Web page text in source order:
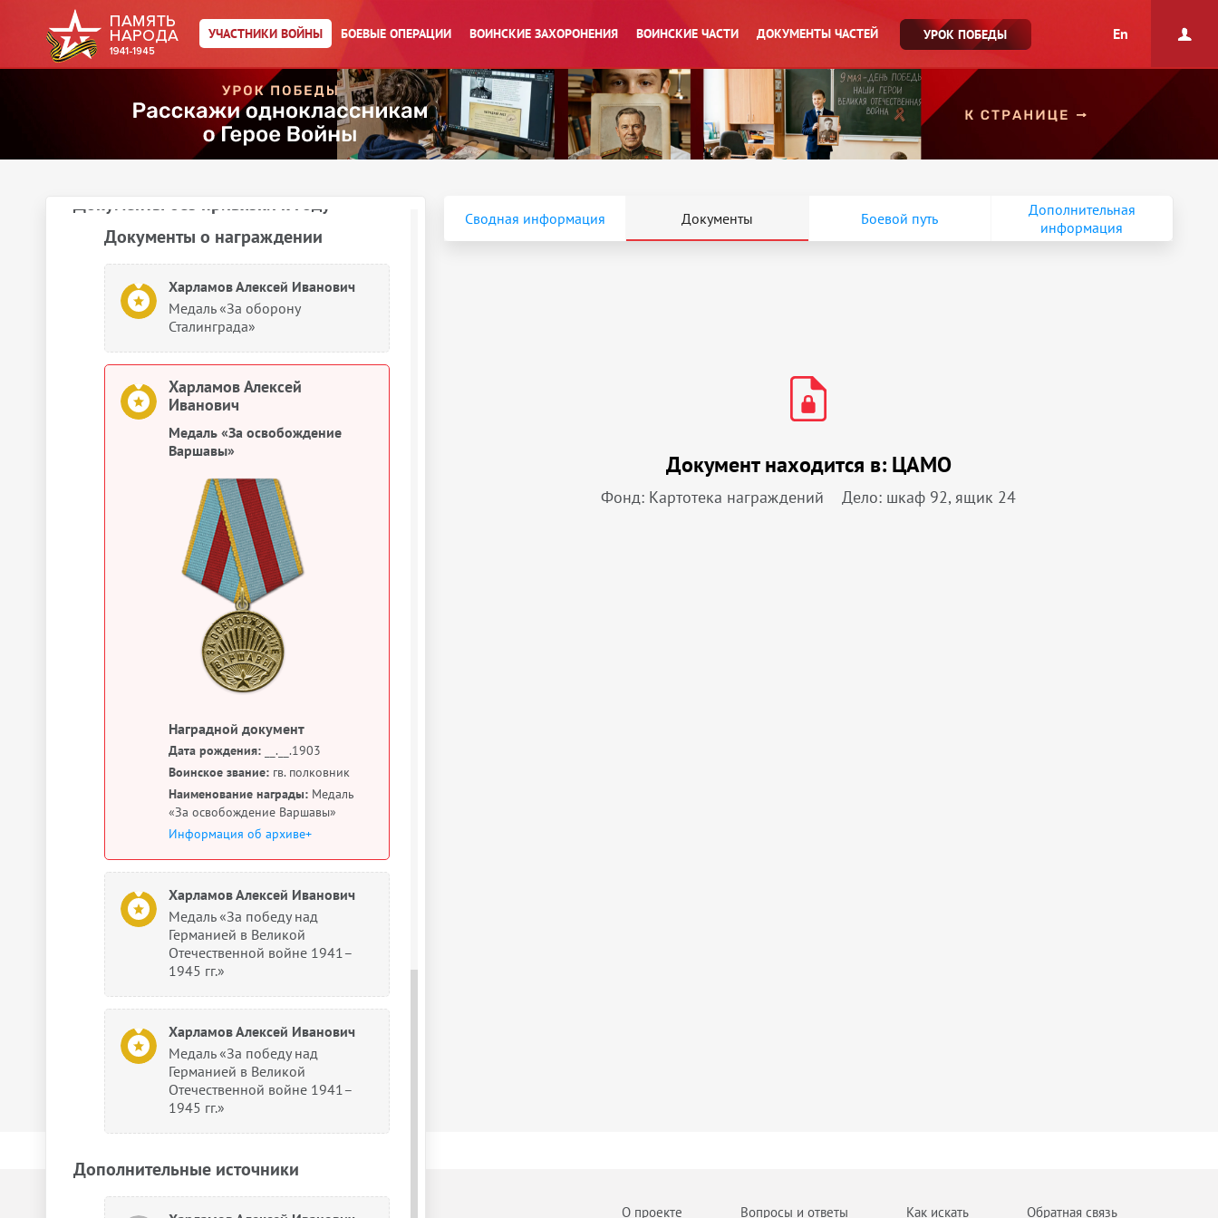
УЧАСТНИКИ ВОЙНЫ БОЕВЫЕ ОПЕРАЦИИ ВОИНСКИЕ ЗАХОРОНЕНИЯ ВОИНСКИЕ ЧАСТИ ДОКУМЕНТЫ ЧАСТЕЙ УРОК ПОБЕДЫ En
1985
Документы о награждении
Харламов Алексей Иванович
Орден Отечественной войны I
степени
Документы без привязки к году
Документы о награждении
Харламов Алексей Иванович
Медаль «За оборону
Сталинграда»
Харламов Алексей
Иванович
Медаль «За освобождение
Варшавы»
Наградной документ
Дата рождения: __.__.1903
Воинское звание: гв. полковник
Наименование награды: Медаль
«За освобождение Варшавы»
Информация об архиве+
Харламов Алексей Иванович
Медаль «За победу над
Германией в Великой
Отечественной войне 1941–
1945 гг.»
Харламов Алексей Иванович
Медаль «За победу над
Германией в Великой
Отечественной войне 1941–
1945 гг.»
Дополнительные источники
Сводная информация Документы Боевой путь
Дополнительная
информация
Документ находится в: ЦАМО
Фонд: Картотека награждений Дело: шкаф 92, ящик 24
О проекте Вопросы и ответы Как искать Обратная связь